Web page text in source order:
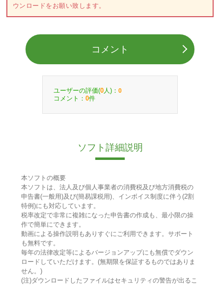
ウンロードをお願い致します。
コメント
ユーザーの評価(0 人)： 0
コメント： 0件
ソフト詳細説明
本ソフトの概要
本ソフトは、法人及び個人事業者の消費税及び地方消費税の
申告書(一般用)及び(簡易課税用)、インボイス制度に伴う(2割
特例)にも対応しています。
税率改定で非常に複雑になった申告書の作成も、最小限の操
作で簡単にできます。
動画による操作説明もありすぐにご利用できます。サポート
も無料です。
毎年の法律改定等によるバージョンアップにも無償でダウン
ロードしていただけます。(無期限を保証するものではありま
せん。)
(注)ダウンロードしたファイルはセキュリティの警告が出るこ